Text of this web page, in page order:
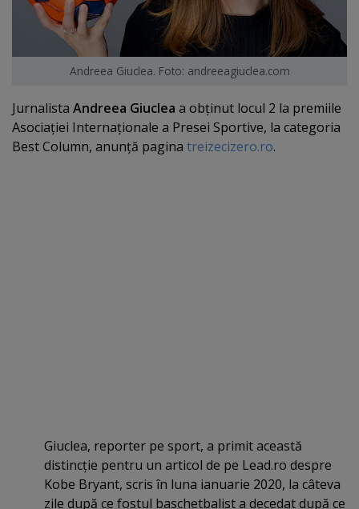
Andreea Giuclea. Foto: andreeagiuclea.com
Jurnalista Andreea Giuclea a obţinut locul 2 la premiile
Asociaţiei Internaţionale a Presei Sportive, la categoria
Best Column, anunţă pagina treizecizero.ro.
Giuclea, reporter pe sport, a primit această
distincţie pentru un articol de pe Lead.ro despre
Kobe Bryant, scris în luna ianuarie 2020, la câteva
zile după ce fostul baschetbalist a decedat după ce